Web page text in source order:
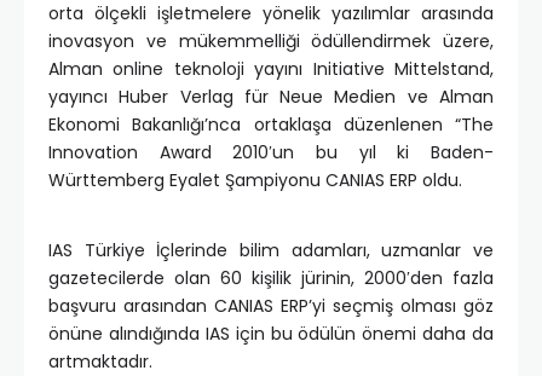
orta ölçekli işletmelere yönelik yazılımlar arasında
inovasyon ve mükemmelliği ödüllendirmek üzere,
Alman online teknoloji yayını Initiative Mittelstand,
yayıncı Huber Verlag für Neue Medien ve Alman
Ekonomi Bakanlığı’nca ortaklaşa düzenlenen “The
Innovation Award 2010′un bu yıl ki Baden-
Württemberg Eyalet Şampiyonu CANIAS ERP oldu.
IAS Türkiye İçlerinde bilim adamları, uzmanlar ve
gazetecilerde olan 60 kişilik jürinin, 2000′den fazla
başvuru arasından CANIAS ERP’yi seçmiş olması göz
önüne alındığında IAS için bu ödülün önemi daha da
artmaktadır.